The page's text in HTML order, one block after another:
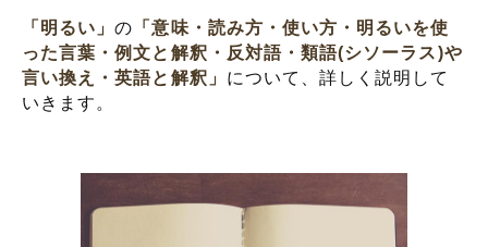
「明るい」の 「意味・読み方・使い方・明るいを使
った言葉・例文と解釈・反対語・類語(シソーラス)や
言い換え・英語と解釈」 について、詳しく説明して
いきます。